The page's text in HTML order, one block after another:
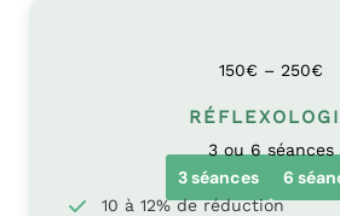
150€ – 250€
3 ou 6 séances
3 séances 6
10 à 12% de réduction